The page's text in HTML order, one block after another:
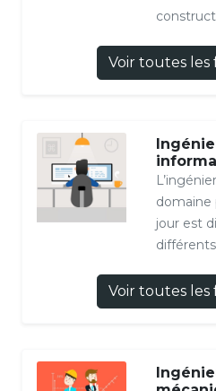
Voir toutes les
domaine
jour est
Voir toutes les